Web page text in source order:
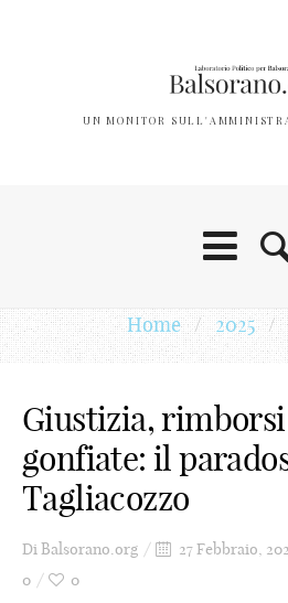
UN MONITOR
Home / 2025 /
Giustizia, rimborsi
gonfiate: il
Tagliacozzo
DiBalsorano.org 27 Febbraio,
0
0